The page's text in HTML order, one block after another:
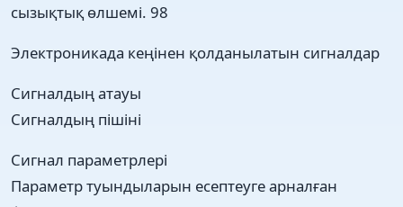
сызықтық өлшемі. 98
Электроникада кеңінен қолданылатын сигналдар
Сигналдың атауы
Сигналдың пішіні
Сигнал параметрлері
Параметр туындыларын есептеуге арналған